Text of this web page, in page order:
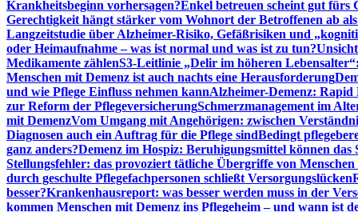
Krankheitsbeginn vorhersagen?Enkel betreuen scheint gut fürs
Gerechtigkeit hängt stärker vom Wohnort der Betroffenen ab
Langzeitstudie über Alzheimer-Risiko, Gefäßrisiken und
oder Heimaufnahme – was ist normal und was ist zu tun?
Medikamente zählenS3-Leitlinie „Delir im höheren
Menschen mit Demenz ist auch nachts eine Herausforderung
und wie Pflege Einfluss nehmen kannAlzheimer-Demenz:
zur Reform der PflegeversicherungSchmerzmanagement im
mit DemenzVom Umgang mit Angehörigen: zwischen
Diagnosen auch ein Auftrag für die Pflege sindBedingt
ganz anders?Demenz im Hospiz: Beruhigungsmittel können das
Stellungsfehler: das provoziert tätliche Übergriffe von Menschen
durch geschulte Pflegefachpersonen schließt Versorgungslücken
besser?Krankenhausreport: was besser werden muss in der
kommen Menschen mit Demenz ins Pflegeheim – und wann ist